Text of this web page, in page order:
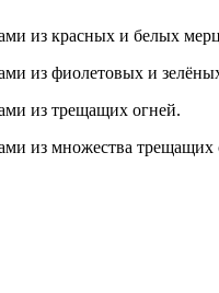
из красных и белых
из фиолетовых и
из трещащих огней.
из множества трещащих